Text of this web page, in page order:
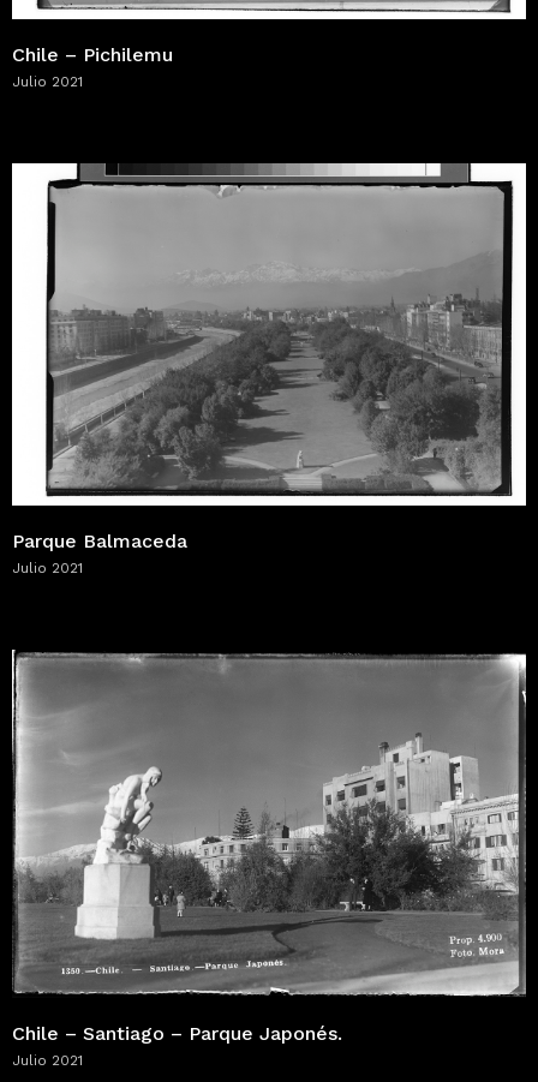
Chile – Pichilemu
Julio 2021
Parque Balmaceda
Julio 2021
Chile – Santiago – Parque Japonés.
Julio 2021